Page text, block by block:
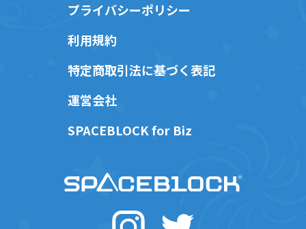
プライバシーポリシー
利用規約
特定商取引法に基づく表記
運営会社
SPACEBLOCK for Biz